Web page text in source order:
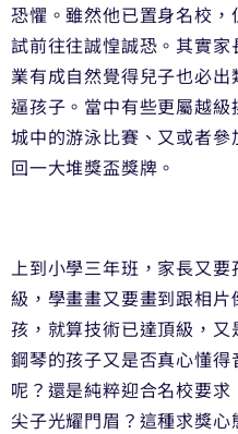
恐懼。雖然他已置身名校
試前往往誠惶誠恐。其實
業有成自然覺得兒子也必
逼孩子。當中有些更屬越
城中的游泳比賽、又或者
回一大堆獎盃獎牌。
上到小學三年班，家長又
級，學畫畫又要畫到跟相
孩，就算技術已達頂級，
鋼琴的孩子又是否真心懂
呢？還是純粹迎合名校要
尖子光耀門眉？這種求獎